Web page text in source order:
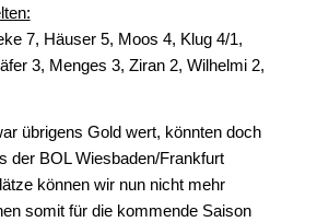
7, Häuser 5, Moos 4, Klug 4/1,
3, Menges 3, Ziran 2, Wilhelmi 2,
übrigens Gold wert, könnten doch
der BOL Wiesbaden/Frankfurt
können wir nun nicht mehr
somit für die kommende Saison